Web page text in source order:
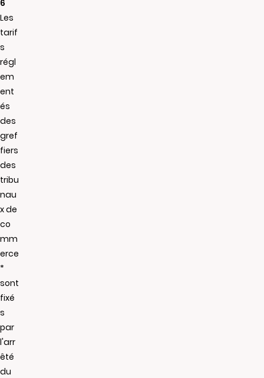
6
Les
tarif
s
régl
em
ent
és
des
gref
fiers
des
tribu
nau
x de
co
mm
erce
*
sont
fixé
s
par
l'arr
êté
du